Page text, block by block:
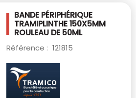
BANDE PÉRIPHÉRIQUE
TRAMIPLINTHE 150X5MM
ROULEAU DE 50ML
Référence : 121815